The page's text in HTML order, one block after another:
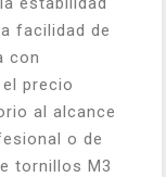
facilidad de
con
precio
al alcance
o de
tornillos M3